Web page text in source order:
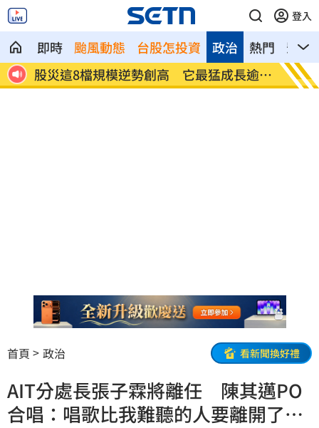
登入
即時 颱風動態 台股怎投資 熱門 影音
政治
發
股災這8檔規模逆勢創高 它最猛成長逾
10%
爆掛
首頁 政治 看新聞換好禮
AIT分處長張子霖將離任 陳其邁PO
合唱：唱歌比我難聽的人要離開了…